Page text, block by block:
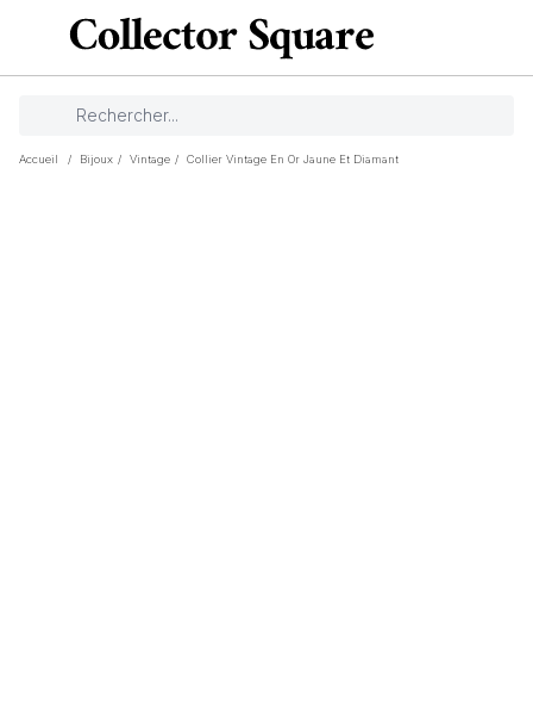
Accueil / Bijoux / Vintage / Collier Vintage En Or Jaune Et Diamant